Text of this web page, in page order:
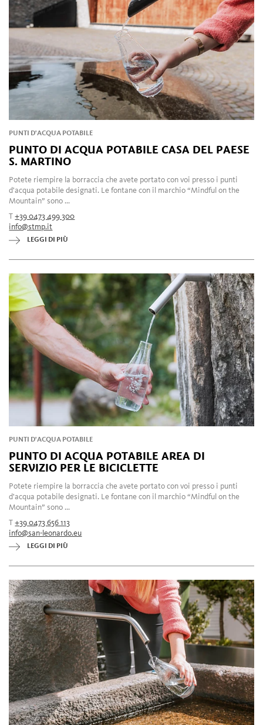
PUNTI D'ACQUA POTABILE
PUNTO DI ACQUA POTABILE CASA DEL PAESE
S. MARTINO
Potete riempire la borraccia che avete portato con voi presso i punti
d'acqua potabile designati. Le fontane con il marchio “Mindful on the
Mountain” sono ...
T+39 0473 499 300
info@stmp.it
LEGGI DI PIÙ
PUNTI D'ACQUA POTABILE
PUNTO DI ACQUA POTABILE AREA DI
SERVIZIO PER LE BICICLETTE
Potete riempire la borraccia che avete portato con voi presso i punti
d'acqua potabile designati. Le fontane con il marchio “Mindful on the
Mountain” sono ...
T+39 0473 656 113
info@san-leonardo.eu
LEGGI DI PIÙ